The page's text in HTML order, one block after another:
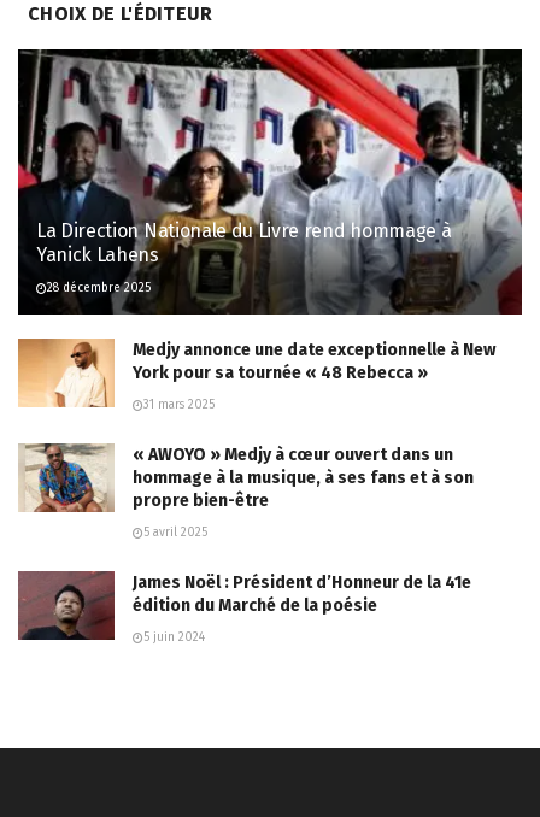
CHOIX DE L'ÉDITEUR
La Direction Nationale du Livre rend hommage à
Yanick Lahens
28 décembre 2025
Medjy annonce une date exceptionnelle à New
York pour sa tournée « 48 Rebecca »
31 mars 2025
« AWOYO » Medjy à cœur ouvert dans un
hommage à la musique, à ses fans et à son
propre bien-être
5 avril 2025
James Noël : Président d’Honneur de la 41e
édition du Marché de la poésie
5 juin 2024